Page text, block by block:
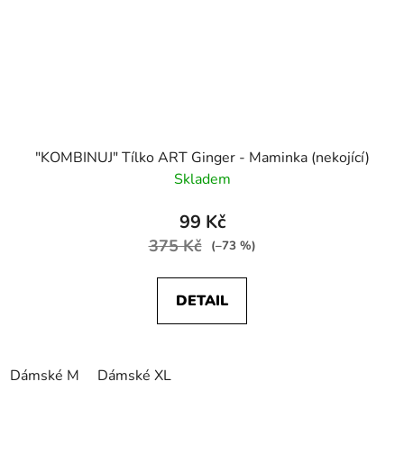
"KOMBINUJ" Tílko ART Ginger - Maminka (nekojící)
Skladem
99 Kč
375 Kč (–73 %)
DETAIL
Dámské M Dámské XL